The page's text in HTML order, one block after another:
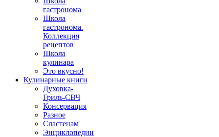
гастронома
Школа
гастронома.
Коллекция
рецептов
Школа
кулинара
Это вкусно!
Кулинарные книги
Духовка-
Гриль-СВЧ
Консервация
Разное
Сластенам
Энциклопедии